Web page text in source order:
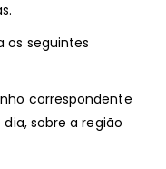
os seguintes
correspondente
sobre a região